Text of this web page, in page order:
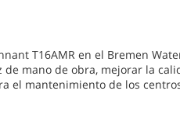
T16AMR en el Bremen
de mano de obra, mejorar la
el mantenimiento de los